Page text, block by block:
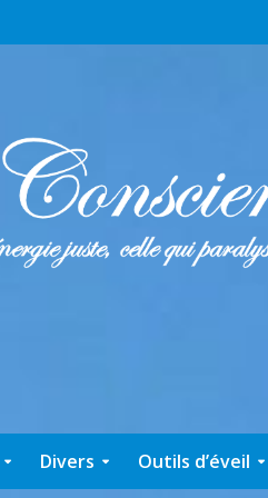
Divers Outils d’éveil